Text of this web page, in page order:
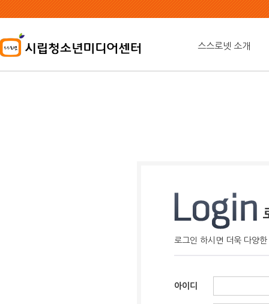
본
문
용
바
가
스스로넷 소개
로그인 하시면 더욱 다양
아이디